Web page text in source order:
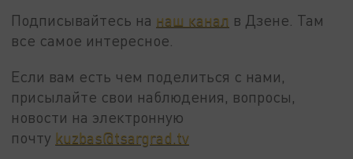
Подписывайтесь на наш канал в Дзене. Там
все самое интересное.
Если вам есть чем поделиться с нами,
присылайте свои наблюдения, вопросы,
новости на электронную
почту kuzbas@tsargrad.tv